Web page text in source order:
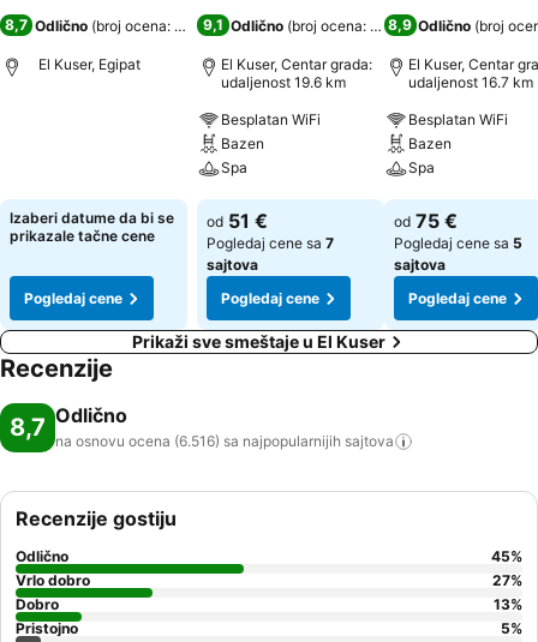
8,7 Odlično (broj ocena: 6.516)
El Kuser, Egipat
Izaberi datume da bi se
prikazale tačne cene
Pogledaj cene
9,1 Odlično (broj ocena: 17.291)
El Kuser, Centar grada:
udaljenost 19.6 km
Besplatan WiFi
Bazen
Spa
Pogledaj cene
od 51 €
Pogledaj cene sa 7
sajtova
Pogledaj cene
8,9 Odlično (broj
El Kuser, Centar
udaljenost 16.7 km
Besplatan WiFi
Bazen
Spa
Pogledaj cene
od 75 €
Pogledaj cene sa 5
sajtova
Pogledaj cene
Prikaži sve smeštaje u El Kuser
Recenzije
8,7 Odlično
na osnovu ocena (6.516) sa najpopularnijih sajtova
Recenzije gostiju
Odlično 45%
Vrlo dobro
27%
Dobro
13%
Pristojno
5%